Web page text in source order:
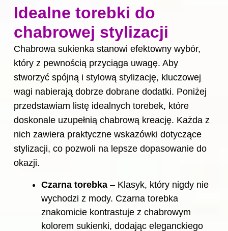
Idealne torebki do
chabrowej stylizacji
Chabrowa sukienka stanowi efektowny wybór,
który z pewnością przyciąga uwagę. Aby
stworzyć spójną i stylową stylizację, kluczowej
wagi nabierają dobrze dobrane dodatki. Poniżej
przedstawiam listę idealnych torebek, które
doskonale uzupełnią chabrową kreację. Każda z
nich zawiera praktyczne wskazówki dotyczące
stylizacji, co pozwoli na lepsze dopasowanie do
okazji.
Czarna torebka – Klasyk, który nigdy nie
wychodzi z mody. Czarna torebka
znakomicie kontrastuje z chabrowym
kolorem sukienki, dodając eleganckiego